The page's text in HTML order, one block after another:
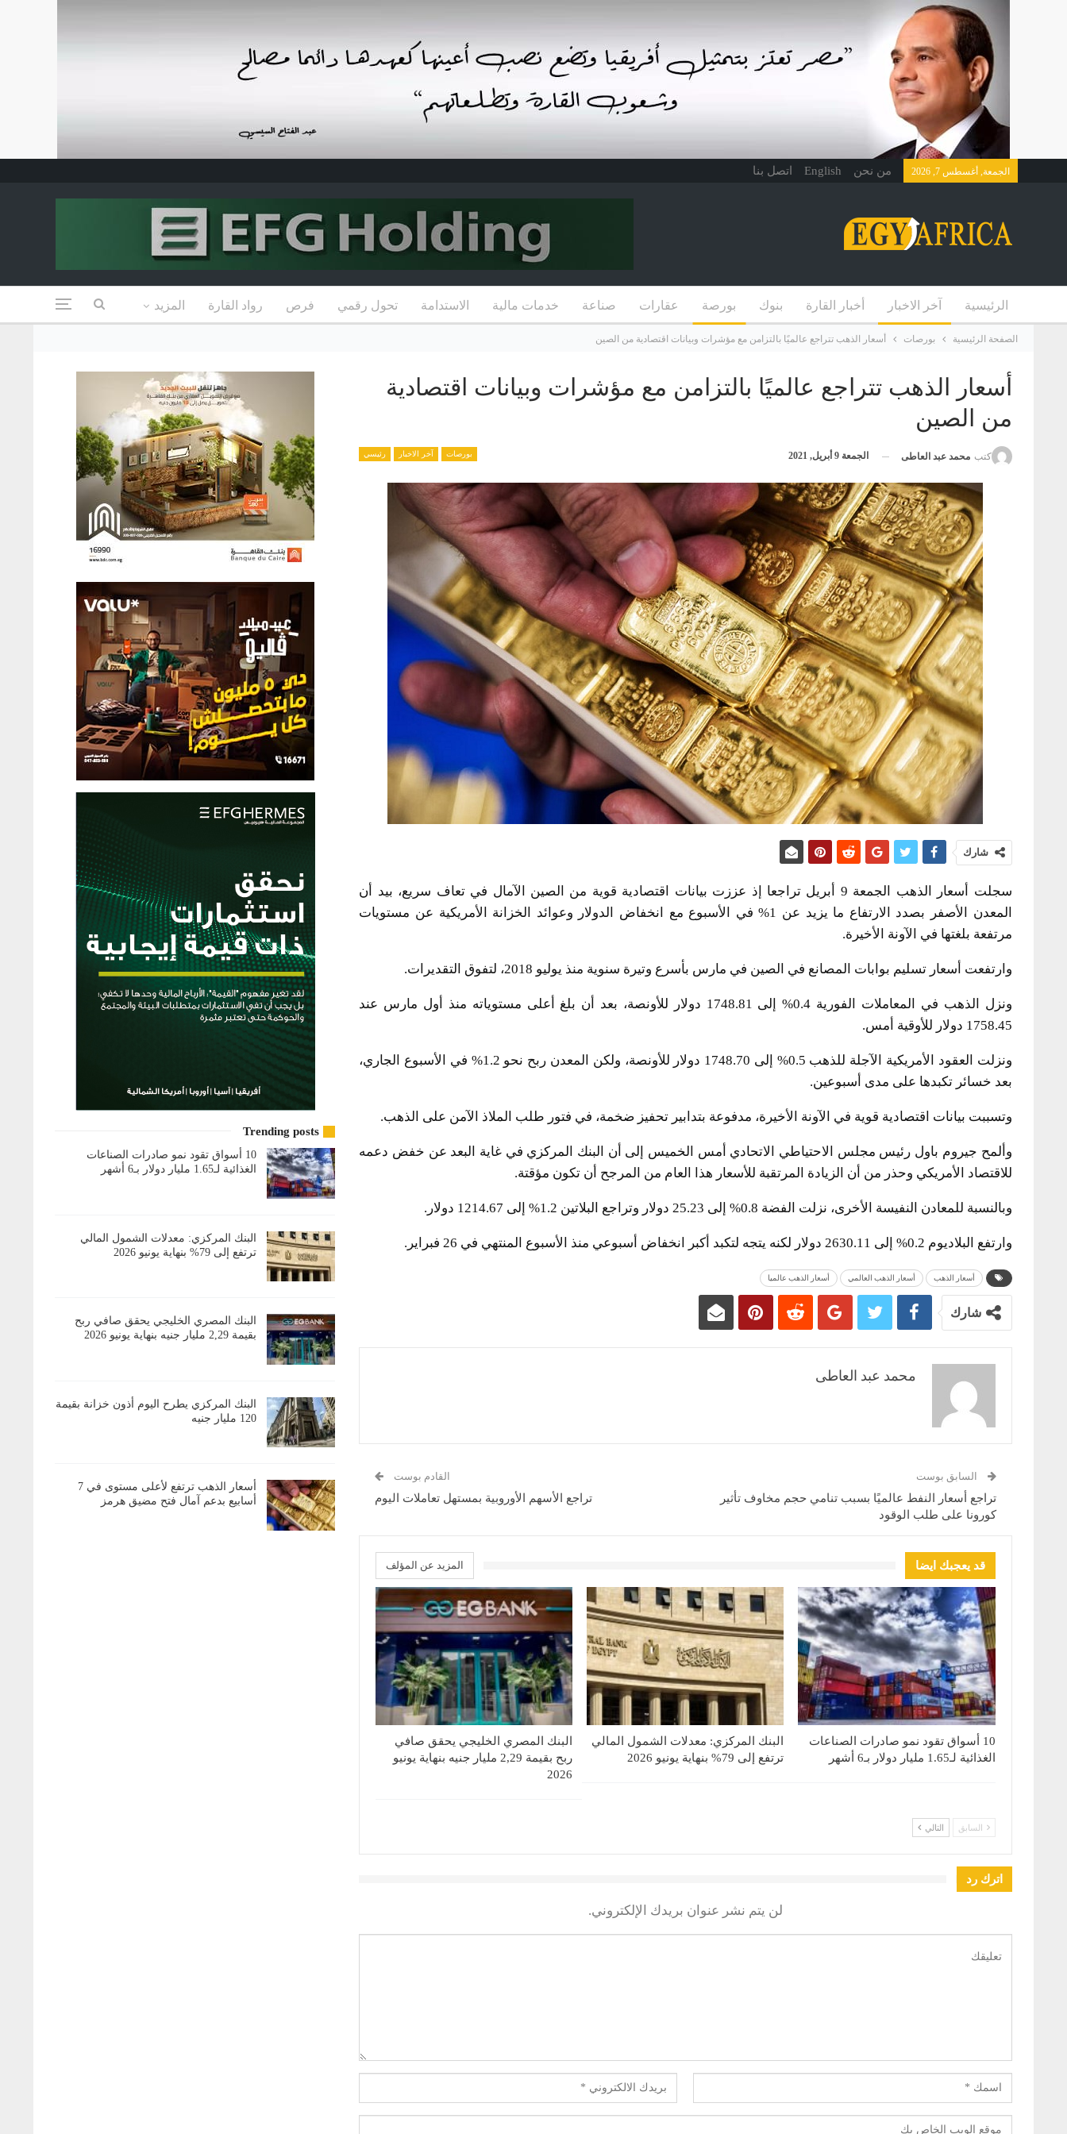
الجمعة, أغسطس 7, 2026 من نحن English اتصل بنا
الرئيسية آخر الاخبار أخبار القارة بنوك بورصة عقارات صناعة خدمات مالية الاستدامة تحول رقمي فرص رواد القارة المزيد
الصفحة الرئيسية بورصات أسعار الذهب تتراجع عالميًا بالتزامن مع مؤشرات وبيانات اقتصادية من الصين
أسعار الذهب تتراجع عالميًا بالتزامن مع مؤشرات وبيانات اقتصادية
من الصين
بورصات آخر الاخبار رئيسي كتب محمد عبد العاطى الجمعة 9 أبريل, 2021
شارك
سجلت أسعار الذهب الجمعة 9 أبريل تراجعا إذ عززت بيانات اقتصادية قوية من الصين الآمال في تعاف سريع، بيد أن
المعدن الأصفر بصدد الارتفاع ما يزيد عن 1% في الأسبوع مع انخفاض الدولار وعوائد الخزانة الأمريكية عن مستويات
مرتفعة بلغتها في الآونة الأخيرة.
وارتفعت أسعار تسليم بوابات المصانع في الصين في مارس بأسرع وتيرة سنوية منذ يوليو 2018، لتفوق التقديرات.
ونزل الذهب في المعاملات الفورية 0.4% إلى 1748.81 دولار للأونصة، بعد أن بلغ أعلى مستوياته منذ أول مارس عند
1758.45 دولار للأوقية أمس.
ونزلت العقود الأمريكية الآجلة للذهب 0.5% إلى 1748.70 دولار للأونصة، ولكن المعدن ربح نحو 1.2% في الأسبوع الجاري،
بعد خسائر تكبدها على مدى أسبوعين.
وتسببت بيانات اقتصادية قوية في الآونة الأخيرة، مدفوعة بتدابير تحفيز ضخمة، في فتور طلب الملاذ الآمن على الذهب.
وألمح جيروم باول رئيس مجلس الاحتياطي الاتحادي أمس الخميس إلى أن البنك المركزي في غاية البعد عن خفض دعمه
للاقتصاد الأمريكي وحذر من أن الزيادة المرتقبة للأسعار هذا العام من المرجح أن تكون مؤقتة.
وبالنسبة للمعادن النفيسة الأخرى، نزلت الفضة 0.8% إلى 25.23 دولار وتراجع البلاتين 1.2% إلى 1214.67 دولار.
وارتفع البلاديوم 0.2% إلى 2630.11 دولار لكنه يتجه لتكبد أكبر انخفاض أسبوعي منذ الأسبوع المنتهي في 26 فبراير.
أسعار الذهب أسعار الذهب العالمي أسعار الذهب عالميا
شارك
محمد عبد العاطى
السابق بوست
تراجع أسعار النفط عالميًا بسبب تنامي حجم مخاوف تأثير
كورونا على طلب الوقود
القادم بوست
تراجع الأسهم الأوروبية بمستهل تعاملات اليوم
قد يعجبك ايضا المزيد عن المؤلف
10 أسواق تقود نمو صادرات الصناعات
الغذائية لـ1.65 مليار دولار بـ6 أشهر
البنك المركزي: معدلات الشمول المالي
ترتفع إلى 79% بنهاية يونيو 2026
البنك المصري الخليجي يحقق صافي
ربح بقيمة 2,29 مليار جنيه بنهاية يونيو
2026
السابق التالي
اترك رد
لن يتم نشر عنوان بريدك الإلكتروني.
Trending posts
10 أسواق تقود نمو صادرات الصناعات
الغذائية لـ1.65 مليار دولار بـ6 أشهر
البنك المركزي: معدلات الشمول المالي
ترتفع إلى 79% بنهاية يونيو 2026
البنك المصري الخليجي يحقق صافي ربح
بقيمة 2,29 مليار جنيه بنهاية يونيو 2026
البنك المركزي يطرح اليوم أذون خزانة بقيمة
120 مليار جنيه
أسعار الذهب ترتفع لأعلى مستوى في 7
أسابيع بدعم آمال فتح مضيق هرمز